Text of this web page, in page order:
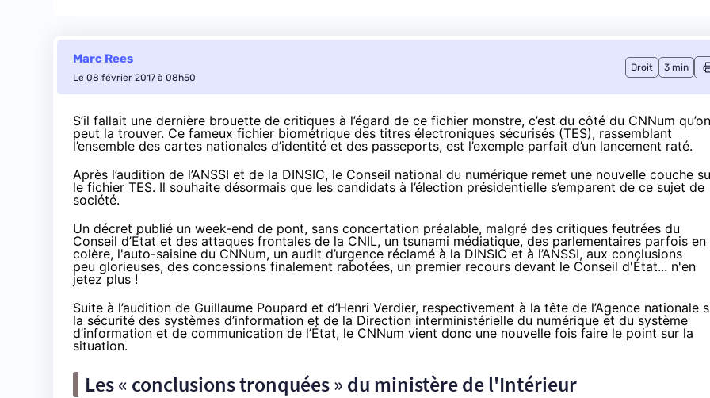
Marc Rees
Le 08 février 2017 à 08h50
Droit 3 min
S’il fallait une dernière brouette de critiques à l’égard de ce fichier monstre, c’est du côté du CNNum qu’on
peut la trouver. Ce fameux fichier biométrique des titres électroniques sécurisés (TES), rassemblant
l’ensemble des cartes nationales d’identité et des passeports, est l’exemple parfait d’un lancement raté.
Après l’audition de l’ANSSI et de la DINSIC, le Conseil national du numérique remet une nouvelle couche
le fichier TES. Il souhaite désormais que les candidats à l’élection présidentielle s’emparent de ce sujet de
société.
Un décret publié un week-end de pont, sans concertation préalable, malgré des critiques feutrées du
Conseil d’État et des attaques frontales de la CNIL, un tsunami médiatique, des parlementaires parfois en
colère, l'auto-saisine du CNNum, un audit d’urgence réclamé à la DINSIC et à l’ANSSI, aux conclusions
peu glorieuses, des concessions finalement rabotées, un premier recours devant le Conseil d'État... n'en
jetez plus !
Suite à l’audition de Guillaume Poupard et d’Henri Verdier, respectivement à la tête de l’Agence nationale
la sécurité des systèmes d’information et de la Direction interministérielle du numérique et du système
d’information et de communication de l’État, le CNNum vient donc une nouvelle fois faire le point sur la
situation.
Les « conclusions tronquées » du ministère de l'Intérieur